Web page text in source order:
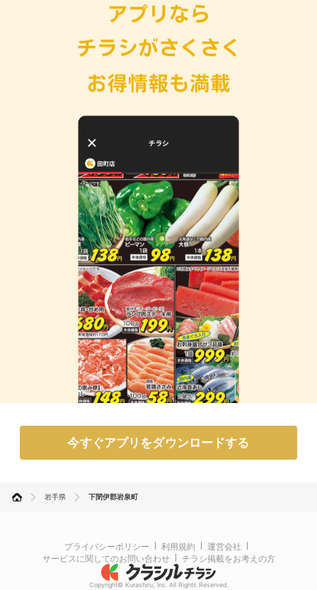
今すぐアプリをダウンロードする
岩手県 下閉伊郡岩泉町
プライバシーポリシー 利用規約
運営会社
サービスに関してのお問い合わせ
チラシ掲載をお考えの方
Copyright© Kurashiru, Inc. All Rights Reserved.